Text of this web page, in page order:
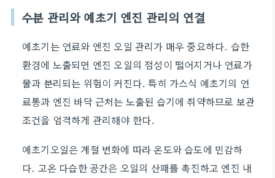
수분 관리와 예초기 엔진 관리의 연결
예초기는 연료와 엔진 오일 관리가 매우 중요하다. 습한
환경에 노출되면 엔진 오일의 점성이 떨어지거나 연료가
물과 분리되는 위험이 커진다. 특히 가스식 예초기의 연
료통과 엔진 바닥 근처는 노출된 습기에 취약하므로 보관
조건을 엄격하게 관리해야 한다.
예초기오일은 계절 변화에 따라 온도와 습도에 민감하
다. 고온 다습한 공간은 오일의 산패를 촉진하고 엔진 내